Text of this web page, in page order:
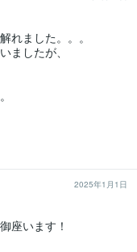
れました。。。
ましたが、
2025年1月1日
座います！